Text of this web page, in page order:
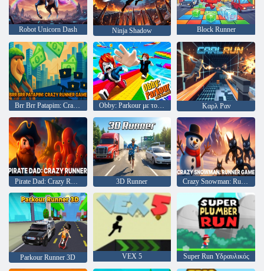
Robot Unicorn Dash Ninja Shadow Block Runner
Brr Brr Patapim: Crazy Runner Game Obby: Parkour με τον Ragdoll Καρλ Ραν
Pirate Dad: Crazy Runner 3D Runner Crazy Snowman: Runner Game
Parkour Runner 3D VEX 5 Super Run Υδραυλικός